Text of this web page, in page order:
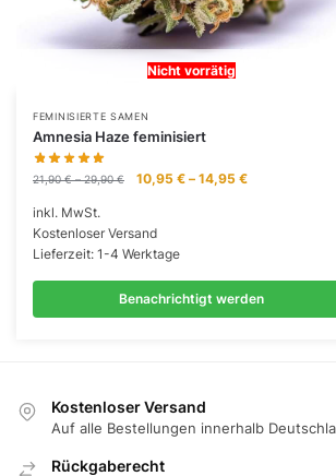
Nicht vorrätig
FEMINISIERTE SAMEN
Amnesia Haze feminisiert
21,90€–29,90€ 10,95 € – 14,95 €
inkl. MwSt.
Kostenloser Versand
Lieferzeit: 1-4 Werktage
Benachrichtigt werden
Kostenloser Versand
Auf alle Bestellungen innerhalb
Rückgaberecht